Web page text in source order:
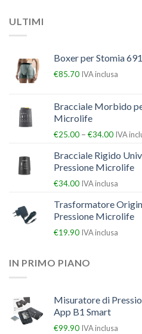
ULTIMI
Boxer per Stomia
€85.70 IVA inclusa
Bracciale Morbido
Microlife
€25.00 – €34.00 IVA
Bracciale Rigido
Pressione Microlife
€34.00 IVA inclusa
Trasformatore
Pressione Microlife
€19.90 IVA inclusa
IN PRIMO PIANO
Misuratore di
App B1 Smart
€99.90 IVA inclusa